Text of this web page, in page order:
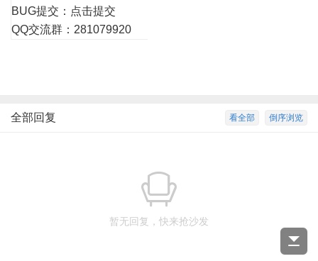
BUG提交： 点击提交
QQ交流群：281079920
倒序浏览
看全部
全部回复
暂无回复，快来抢沙发